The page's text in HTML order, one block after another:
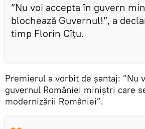
”Nu voi accepta în guvern
blochează Guvernul!”, a
timp Florin Cîțu.
Premierul a vorbit de șantaj: ”Nu
guvernul României miniștri care
modernizării României”.